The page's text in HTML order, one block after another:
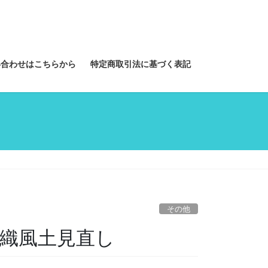
わせはこちらから 特定商取引法に基づく表記
その他
風土見直し